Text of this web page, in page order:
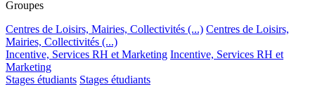
Groupes
Centres de Loisirs, Mairies, Collectivités (...) Centres de Loisirs,
Mairies, Collectivités (...)
Incentive, Services RH et Marketing Incentive, Services RH et
Marketing
Stages étudiants Stages étudiants